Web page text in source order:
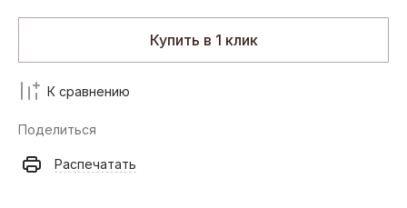
Купить в 1 клик
К сравнению
Поделиться
Распечатать